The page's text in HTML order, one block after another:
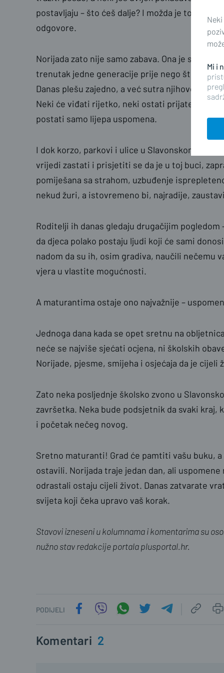
postavljaju – što ćeš dalje? I možda je to
odgovore.
Norijada zato nije samo zabava. Ona je
trenutak jedne generacije prije nego što ih
Danas plešu zajedno, a već sutra njihove će
Neki će viđati rijetko, neki ostati prijatelji za
postati samo lijepa uspomena.
I dok korzo, parkovi i ulice u Slavonskom Brodu
vrijedi zastati i prisjetiti se da je u toj buci,
pomiješana sa strahom, uzbuđenje
nekud žuri, a istovremeno bi, najradije,
Roditelji ih danas gledaju drugačijim pogledom
da djeca polako postaju ljudi koji će sami
nadom da su ih, osim gradiva, naučili nečemu
vjera u vlastite mogućnosti.
A maturantima ostaje ono najvažnije –
Jednoga dana kada se opet sretnu na
neće se najviše sjećati ocjena, ni školskih
Norijade, pjesme, smijeha i osjećaja da je
Zato neka posljednje školsko zvono u
završetka. Neka bude podsjetnik da svaki kraj,
i početak nečeg novog.
Sretno maturanti! Grad će pamtiti vašu buku,
ostavili. Norijada traje jedan dan, ali
odrastali ostaju cijeli život. Danas zatvarate
svijeta koji čeka upravo vaš korak.
Stavovi izneseni u kolumnama i komentarima su
nužno stav redakcije portala plusportal.hr.
PODIJELI
Komentari 2
Mi i